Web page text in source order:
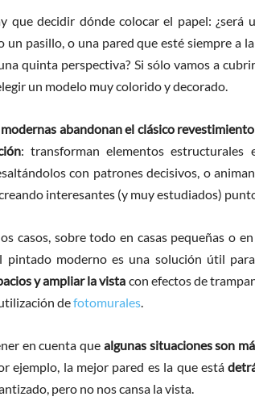
que decidir dónde colocar el papel: ¿será
un pasillo, o una pared que esté siempre a
quinta perspectiva? Si sólo vamos a
un modelo muy colorido y decorado.
abandonan el clásico
: transforman elementos estructurales
con patrones decisivos, o
interesantes (y muy estudiados)
casos, sobre todo en casas pequeñas o
pintado moderno es una solución útil para
y ampliar la vista con efectos de
defotomurales.
en cuenta que algunas situaciones son
ejemplo, la mejor pared es la que está
pero no nos cansa la vista.